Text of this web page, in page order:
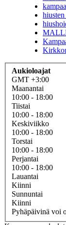
Aukioloajat
GMT +3:00
Maanantai
10:00 - 18:00
Tiistai
10:00 - 18:00
Keskiviikko
10:00 - 18:00
Torstai
10:00 - 18:00
Perjantai
10:00 - 18:00
Lauantai
Kiinni
Sunnuntai
Kiinni
Pyhäpäivinä voi